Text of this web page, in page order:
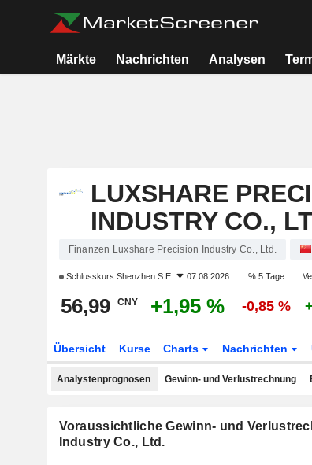
Märkte Nachrichten Analysen
LUXSHARE
INDUSTRY CO.,
Finanzen Luxshare Precision Industry Co., Ltd.
Schlusskurs Shenzhen S.E. 07.08.2026 % 5 Tage
56,99 CNY +1,95 % -0,85 %
Übersicht Kurse Charts Nachrichten
Analystenprognosen Gewinn- und Verlustrechnung
Voraussichtliche Gewinn- und
Industry Co., Ltd.